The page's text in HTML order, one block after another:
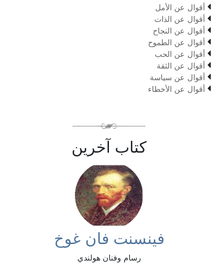
 أقوال عن الأمل
 أقوال عن الذات
 أقوال عن النجاح
 أقوال عن الطموح
 أقوال عن الحب
 أقوال عن الثقة
 أقوال عن سياسة
 أقوال عن الأخطاء
كتاب آخرين
فينسنت فان غوخ
رسام وفنان هولندي